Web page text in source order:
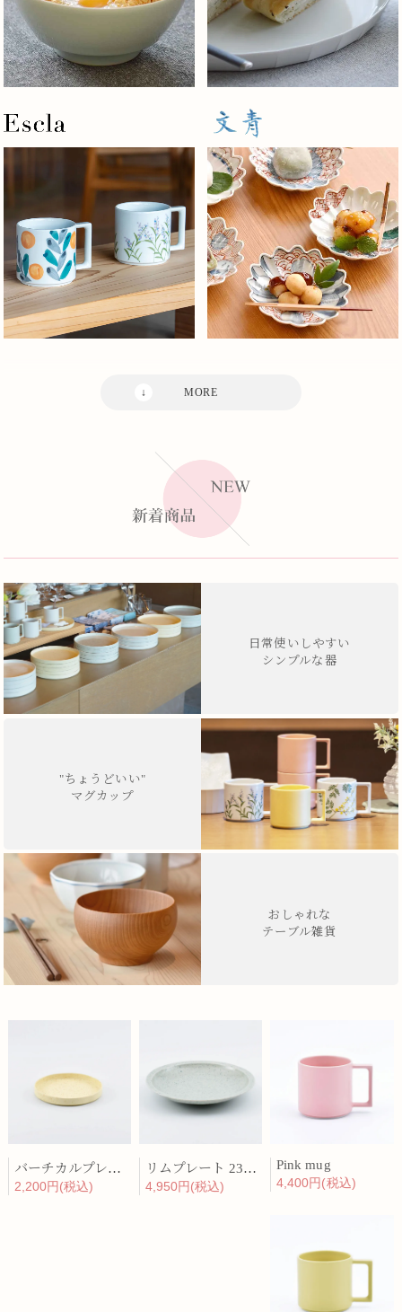
日常使いしやすい
シンプルな器
"ちょうどいい"
マグカップ
おしゃれな
テーブル雑貨
バーチカルプレート 15cm 化粧土
2,200円(税込)
リムプレート 23cm 呉須散
4,950円(税込)
Pink mug
4,400円(税込)